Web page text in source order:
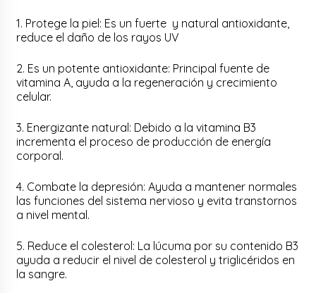
1. Protege la piel: Es un fuerte y natural antioxidante,
reduce el daño de los rayos UV
2. Es un potente antioxidante: Principal fuente de
vitamina A, ayuda a la regeneración y crecimiento
celular.
3. Energizante natural: Debido a la vitamina B3
incrementa el proceso de producción de energía
corporal.
4. Combate la depresión: Ayuda a mantener normales
las funciones del sistema nervioso y evita transtornos
a nivel mental.
5. Reduce el colesterol: La lúcuma por su contenido B3
ayuda a reducir el nivel de colesterol y triglicéridos en
la sangre.